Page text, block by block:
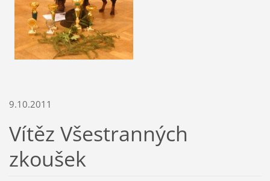
9.10.2011
Vítěz Všestranných
zkoušek